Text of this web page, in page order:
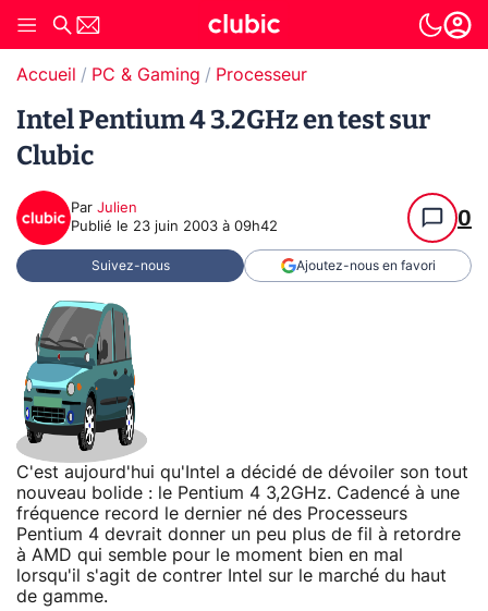
Accueil PC & Gaming Processeur
Intel Pentium 4 3.2GHz en test sur
Clubic
Par Julien
Publié le 23 juin 2003 à 09h42 0
Suivez-nous Ajoutez-nous en favori
C'est aujourd'hui qu'Intel a décidé de dévoiler son tout
nouveau bolide : le Pentium 4 3,2GHz. Cadencé à une
fréquence record le dernier né des Processeurs
Pentium 4 devrait donner un peu plus de fil à retordre
à AMD qui semble pour le moment bien en mal
lorsqu'il s'agit de contrer Intel sur le marché du haut
de gamme.